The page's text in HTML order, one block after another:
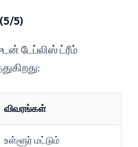
5)
டேப்லிஸ் ட்ரீம்
விவரங்கள்
உள்ளூர் மட்டும்